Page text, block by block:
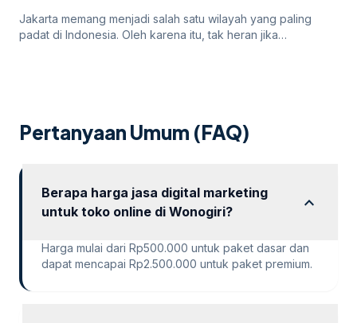
Jakarta memang menjadi salah satu wilayah yang paling
padat di Indonesia. Oleh karena itu, tak heran jika
cukup? Atau […]
Pertanyaan Umum (FAQ)
Berapa harga jasa digital marketing
untuk toko online di Wonogiri?
expand_more
Harga mulai dari Rp500.000 untuk paket dasar dan
dapat mencapai Rp2.500.000 untuk paket premium.